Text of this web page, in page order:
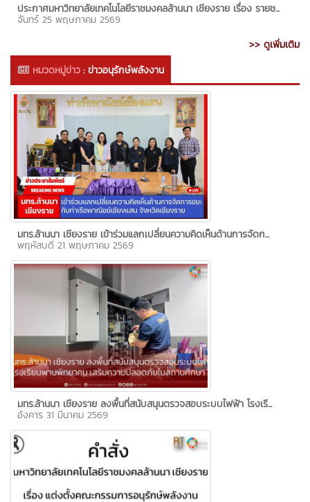
ประกาศมหาวิทยาลัยเทคโนโลยีราชมงคลล้านนา เชียงราย เรื่อง รายช...
จันทร์ 25 พฤษภาคม 2569
>> ดูเพิ่มเติม
หมวดหมู่ข่าว:ข่าวอนุรักษ์พลังงาน
มทร.ล้านนา เชียงราย เข้าร่วมแลกเปลี่ยนความคิดเห็นด้านการจัดก...
พฤหัสบดี 21 พฤษภาคม 2569
มทร.ล้านนา เชียงราย ลงพื้นที่สนับสนุนตรวจสอบระบบไฟฟ้า โรงเรี...
อังคาร 31 มีนาคม 2569